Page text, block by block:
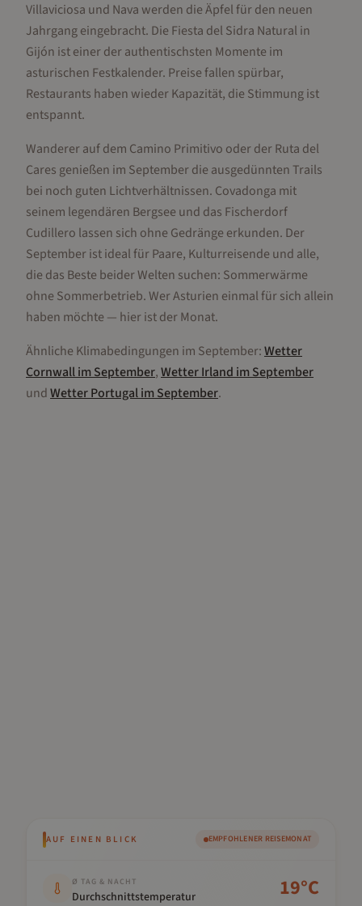
Villaviciosa und Nava werden die Äpfel für den neuen
Jahrgang eingebracht. Die Fiesta del Sidra Natural in
Gijón ist einer der authentischsten Momente im
asturischen Festkalender. Preise fallen spürbar,
Restaurants haben wieder Kapazität, die Stimmung ist
entspannt.
Wanderer auf dem Camino Primitivo oder der Ruta del
Cares genießen im September die ausgedünnten Trails
bei noch guten Lichtverhältnissen. Covadonga mit
seinem legendären Bergsee und das Fischerdorf
Cudillero lassen sich ohne Gedränge erkunden. Der
September ist ideal für Paare, Kulturreisende und alle,
die das Beste beider Welten suchen: Sommerwärme
ohne Sommerbetrieb. Wer Asturien einmal für sich allein
haben möchte — hier ist der Monat.
Ähnliche Klimabedingungen im September:Wetter
CornwallimSeptember,WetterIrland imSeptember
undWetterPortugalimSeptember.
AUF EINEN BLICK EMPFOHLENER REISEMONAT
Ø TAG & NACHT
Durchschnittstemperatur 19°C